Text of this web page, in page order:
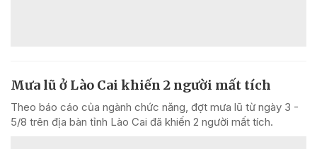
Mưa lũ ở Lào Cai khiến 2 người mất tích
Theo báo cáo của ngành chức năng, đợt mưa lũ từ ngày 3 -
5/8 trên địa bàn tỉnh Lào Cai đã khiến 2 người mất tích.